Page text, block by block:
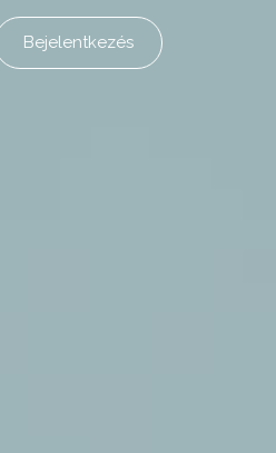
Bejelentkezés